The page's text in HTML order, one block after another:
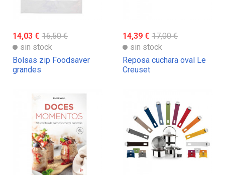
14,03 € 16,50 €
sin stock
Bolsas zip Foodsaver
grandes
14,39 € 17,00 €
sin stock
Reposa cuchara oval Le
Creuset